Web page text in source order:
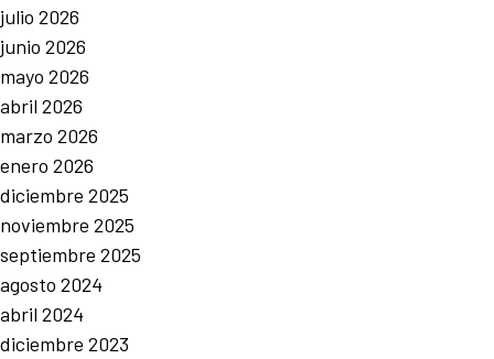
julio 2026
junio 2026
mayo 2026
abril 2026
marzo 2026
enero 2026
diciembre 2025
noviembre 2025
septiembre 2025
agosto 2024
abril 2024
diciembre 2023